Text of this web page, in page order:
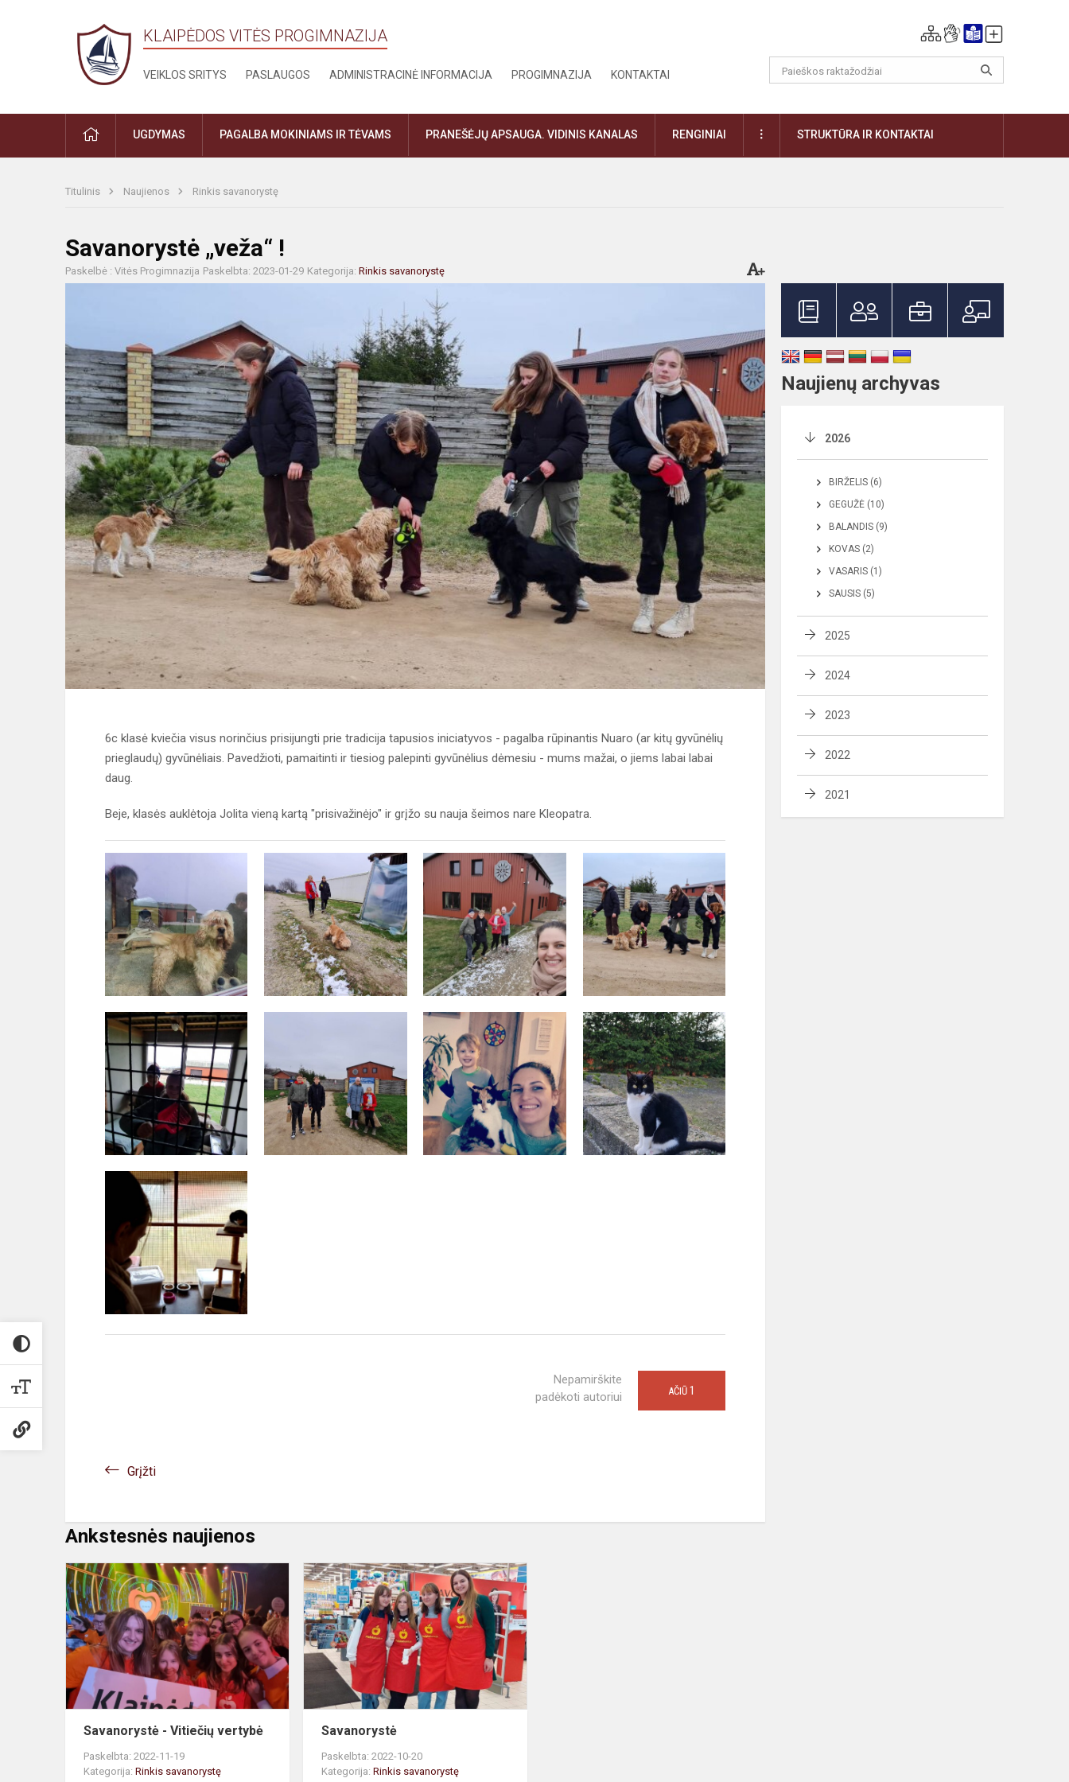
KLAIPĖDOS VITĖS PROGIMNAZIJA
VEIKLOS SRITYS PASLAUGOS ADMINISTRACINĖ INFORMACIJA PROGIMNAZIJA KONTAKTAI
PRADŽIAUGDYMAS PAGALBA MOKINIAMS IR TĖVAMS PRANEŠĖJŲ APSAUGA. VIDINIS KANALAS RENGINIAI DAUGIAUSTRUKTŪRA IR KONTAKTAI
Titulinis Naujienos Rinkis savanorystę
Savanorystė „veža“ !
Paskelbė : Vitės Progimnazija Paskelbta: 2023-01-29 Kategorija: Rinkis savanorystę
6c klasė kviečia visus norinčius prisijungti prie tradicija tapusios iniciatyvos - pagalba rūpinantis Nuaro (ar kitų gyvūnėlių
prieglaudų) gyvūnėliais. Pavedžioti, pamaitinti ir tiesiog palepinti gyvūnėlius dėmesiu - mums mažai, o jiems labai labai
daug.
Beje, klasės auklėtoja Jolita vieną kartą "prisivažinėjo" ir grįžo su nauja šeimos nare Kleopatra.
Nepamirškite
padėkoti autoriui
AČIŪ 1
Grįžti
Ankstesnės naujienos
Savanorystė
Vitiečių
vertybė
Savanorystė - Vitiečių vertybė
Paskelbta: 2022-11-19
Kategorija: Rinkis savanorystę
Savanorystė
Savanorystė
Paskelbta: 2022-10-20
Kategorija:Rinkis savanorystę
Naujienų archyvas
2026
BIRŽELIS (6)
GEGUŽĖ (10)
BALANDIS (9)
KOVAS (2)
VASARIS (1)
SAUSIS (5)
2025
2024
2023
2022
2021